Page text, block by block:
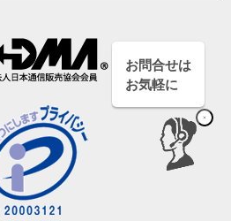
お問合せは
お気軽に